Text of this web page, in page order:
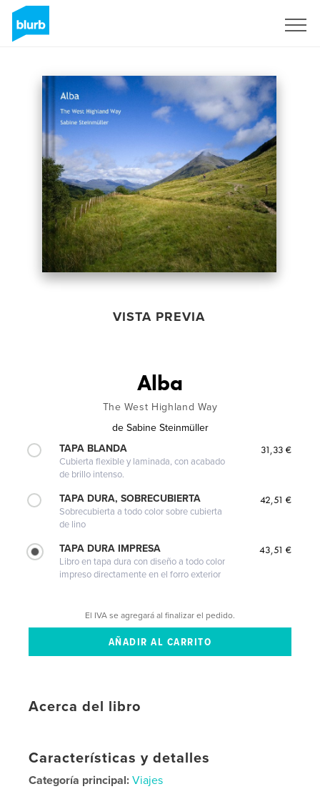
VISTA PREVIA
Alba
The West Highland Way
de Sabine Steinmüller
TAPA BLANDA
Cubierta flexible y laminada, con acabado
de brillo intenso.
31,33 €
TAPA DURA, SOBRECUBIERTA
Sobrecubierta a todo color sobre cubierta
de lino
42,51 €
TAPA DURA IMPRESA
Libro en tapa dura con diseño a todo color
impreso directamente en el forro exterior
43,51 €
El IVA se agregará al finalizar el pedido.
Acerca del libro
Características y detalles
Categoría principal: Viajes